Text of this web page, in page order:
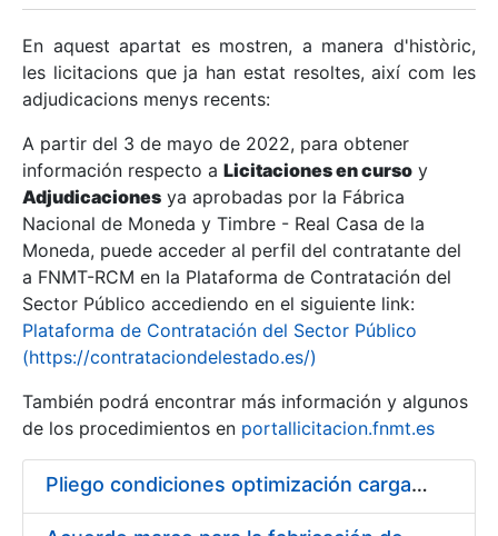
Mostra/Amaga
Mostra/Amaga
Mostra/Amaga
En aquest apartat es mostren, a manera d'històric,
les licitacions que ja han estat resoltes, així com les
adjudicacions menys recents:
A partir del 3 de mayo de 2022, para obtener
información respecto a Licitaciones en curso y
Adjudicaciones ya aprobadas por la Fábrica
Nacional de Moneda y Timbre - Real Casa de la
Moneda, puede acceder al perfil del contratante del
a FNMT-RCM en la Plataforma de Contratación del
Sector Público accediendo en el siguiente link:
Plataforma de Contratación del Sector Público
(https://contrataciondelestado.es/)
También podrá encontrar más información y algunos
de los procedimientos en portallicitacion.fnmt.es
Pliego condiciones optimización cargas compras firmado